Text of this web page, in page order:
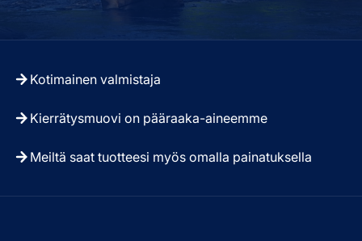
Kotimainen valmistaja
Kierrätysmuovi on pääraaka-aineemme
Meiltä saat tuotteesi myös omalla painatuksella